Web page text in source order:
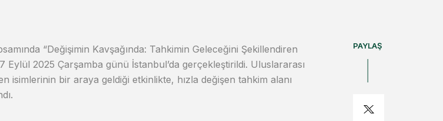
“Değişimin Kavşağında: Tahkimin Geleceğini Şekillendiren
Eylül 2025 Çarşamba günü İstanbul’da gerçekleştirildi. Uluslararası
isimlerinin bir araya geldiği etkinlikte, hızla değişen tahkim alanı
PAYLAŞ